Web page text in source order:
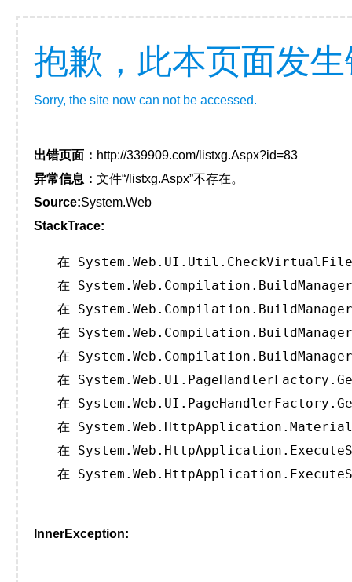
抱歉，此本页面发
Sorry, the site now can not be accessed.
出错页面： http://339909.com/listxg.Aspx?id=83
异常信息： 文件“/listxg.Aspx”不存在。
Source:System.Web
StackTrace:
在
在
在
在
在
在
在
在
在
在
InnerException: